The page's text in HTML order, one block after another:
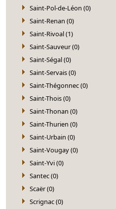
Saint-Pol-de-Léon (0)
Saint-Renan (0)
Saint-Rivoal (1)
Saint-Sauveur (0)
Saint-Ségal (0)
Saint-Servais (0)
Saint-Thégonnec (0)
Saint-Thois (0)
Saint-Thonan (0)
Saint-Thurien (0)
Saint-Urbain (0)
Saint-Vougay (0)
Saint-Yvi (0)
Santec (0)
Scaër (0)
Scrignac (0)